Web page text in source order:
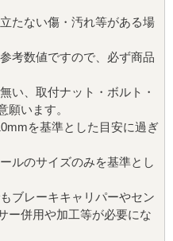
たない傷・汚れ等がある場
考数値ですので、必ず商品
い、取付ナット・ボルト・
願います。
を基準とした目安に過ぎ
ルのサイズのみを基準とし
ブレーキキャリパーやセン
ー併用や加工等が必要にな